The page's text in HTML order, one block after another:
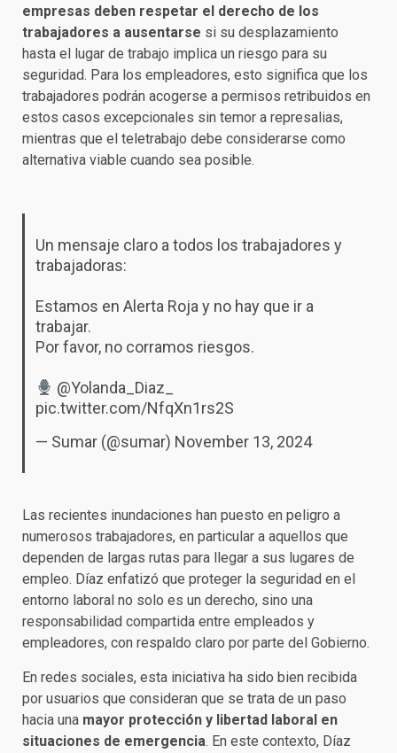
empresas deben respetar el derecho de los
trabajadores a ausentarse si su desplazamiento
hasta el lugar de trabajo implica un riesgo para su
seguridad. Para los empleadores, esto significa que los
trabajadores podrán acogerse a permisos retribuidos en
estos casos excepcionales sin temor a represalias,
mientras que el teletrabajo debe considerarse como
alternativa viable cuando sea posible.
Un mensaje claro a todos los trabajadores y
trabajadoras:
Estamos en Alerta Roja y no hay que ir a
trabajar.
Por favor, no corramos riesgos.
@Yolanda_Diaz_
pic.twitter.com/NfqXn1rs2S
— Sumar (@sumar) November 13, 2024
Las recientes inundaciones han puesto en peligro a
numerosos trabajadores, en particular a aquellos que
dependen de largas rutas para llegar a sus lugares de
empleo. Díaz enfatizó que proteger la seguridad en el
entorno laboral no solo es un derecho, sino una
responsabilidad compartida entre empleados y
empleadores, con respaldo claro por parte del Gobierno.
En redes sociales, esta iniciativa ha sido bien recibida
por usuarios que consideran que se trata de un paso
hacia una mayor protección y libertad laboral en
situaciones de emergencia. En este contexto, Díaz